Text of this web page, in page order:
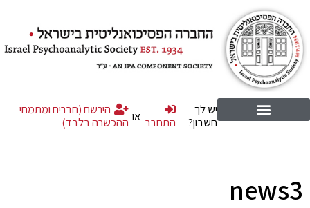
יש לך
חשבון?
התחבר או
הירשם (חברים ומתמחי
ההכשרה בלבד)
news3